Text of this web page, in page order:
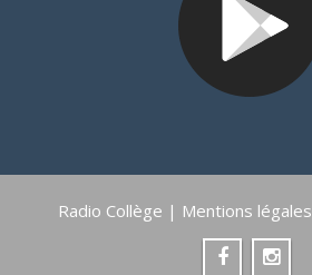
Radio Collège | Mentions légales